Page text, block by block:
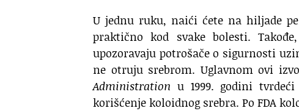
U jednu ruku, naići ćete na hiljade
praktično kod svake bolesti.
upozoravaju potrošače o sigurnosti
ne otruju srebrom. Uglavnom ovi
Administration u 1999. godini
korišćenje koloidnog srebra. Po FDA